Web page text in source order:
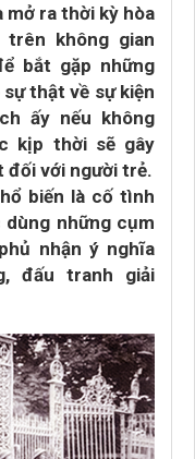
ra thời kỳ hòa
không gian
bắt gặp những
thật về sự kiện
ấy nếu không
kịp thời sẽ gây
đối với người trẻ.
biến là cố tình
dùng những cụm
nhận ý nghĩa
đấu tranh giải